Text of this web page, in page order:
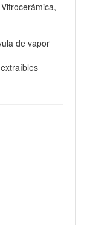
de vapor